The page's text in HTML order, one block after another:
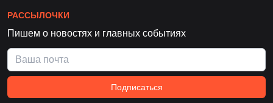
РАССЫЛОЧКИ
Пишем о новостях и главных событиях
Подписаться